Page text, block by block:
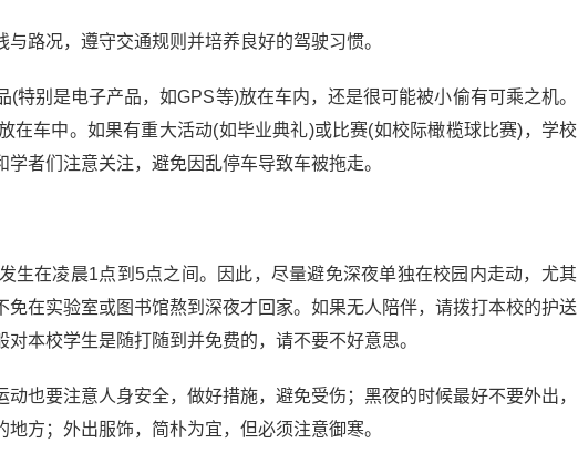
路况，遵守交通规则并培养良好的驾驶习惯。
特别是电子产品，如GPS等)放在车内，还是很可能被小偷有可乘之机。
在车中。如果有重大活动(如毕业典礼)或比赛(如校际橄榄球比赛)，学校
者们注意关注，避免因乱停车导致车被拖走。
生在凌晨1点到5点之间。因此，尽量避免深夜单独在校园内走动，尤其
在实验室或图书馆熬到深夜才回家。如果无人陪伴，请拨打本校的护送
本校学生是随打随到并免费的，请不要不好意思。
也要注意人身安全，做好措施，避免受伤；黑夜的时候最好不要外出，
方；外出服饰，简朴为宜，但必须注意御寒。